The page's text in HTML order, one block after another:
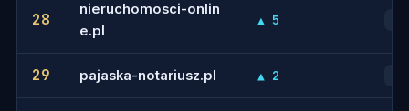
28
nieruchomosci-onlin
e.pl
▲ 5
29 pajaska-notariusz.pl ▲ 2